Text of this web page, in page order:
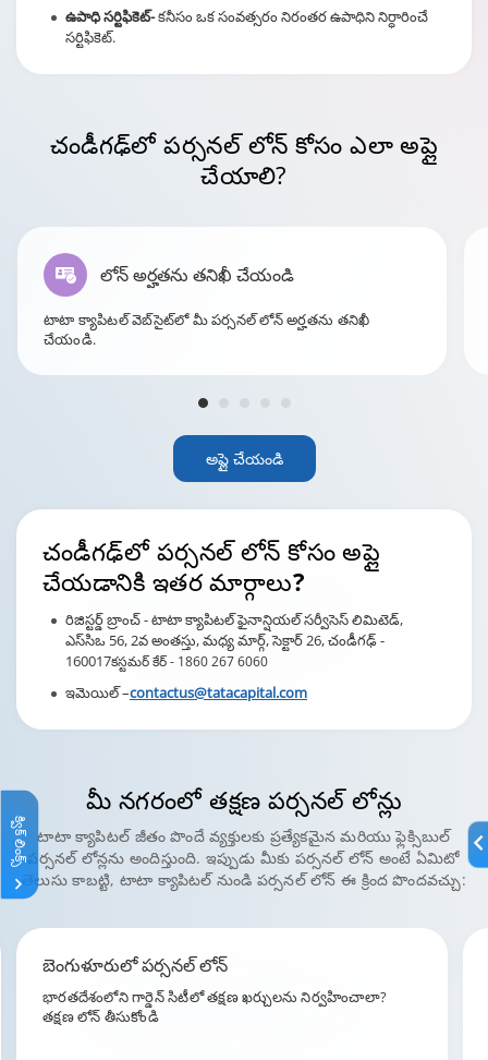
ఉపాధి సర్టిఫికెట్-కనీసం ఒక సంవత్సరం నిరంతర ఉపాధిని నిర్ధారించే
సర్టిఫికెట్.
చండీగఢ్‌లో పర్సనల్ లోన్ కోసం ఎలా అప్లై
చేయాలి?
లోన్ అర్హతను తనిఖీ చేయండి
టాటా క్యాపిటల్ వెబ్‌సైట్‌లో మీ పర్సనల్ లోన్ అర్హతను తనిఖీ
చేయండి.
అప్లై చేయండి
చండీగఢ్‌లో పర్సనల్ లోన్ కోసం అప్లై
చేయడానికి ఇతర మార్గాలు?
రిజిస్టర్డ్ బ్రాంచ్ - టాటా క్యాపిటల్ ఫైనాన్షియల్ సర్వీసెస్ లిమిటెడ్,
ఎస్‌సిఒ 56, 2వ అంతస్తు, మధ్య మార్గ్, సెక్టార్ 26, చండీగఢ్ -
160017కస్టమర్ కేర్ - 1860 267 6060
ఇమెయిల్ –contactus@tatacapital.com
మీ నగరంలో తక్షణ పర్సనల్ లోన్లు
టాటా క్యాపిటల్ జీతం పొందే వ్యక్తులకు ప్రత్యేకమైన మరియు ఫ్లెక్సిబుల్
పర్సనల్ లోన్లను అందిస్తుంది. ఇప్పుడు మీకు పర్సనల్ లోన్ అంటే ఏమిటో
తెలుసు కాబట్టి, టాటా క్యాపిటల్ నుండి పర్సనల్ లోన్ ఈ క్రింద పొందవచ్చు:
ముంబైలో పర్సనల్ లోన్
ముంబైలో ఉత్తమ లోన్ వడ్డీ రేట్లను పొందండి. మీ నగరంలోని టాటా
క్యాపిటల్‌తో కనెక్ట్ అవ్వండి.
క్విక్ లింక్స్